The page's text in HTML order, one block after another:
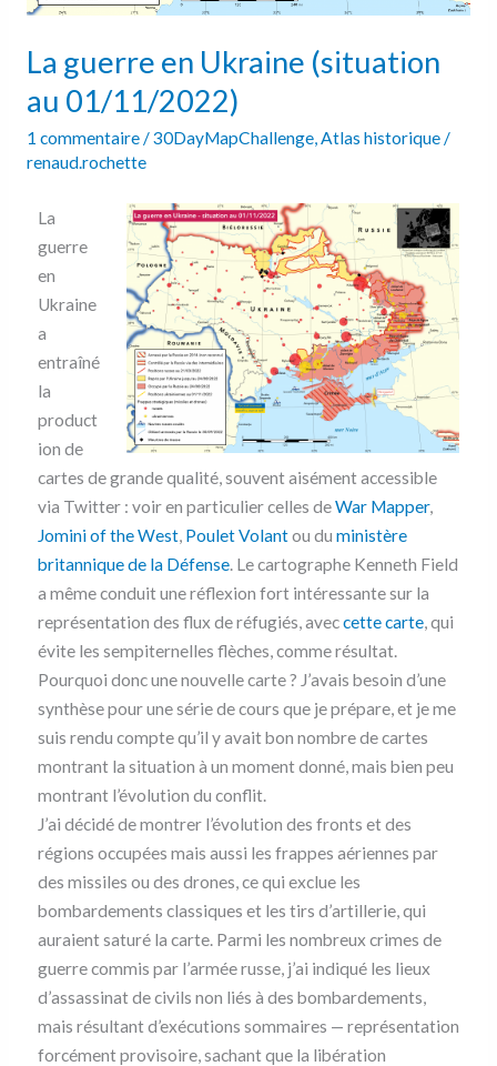
La guerre en Ukraine (situation
au 01/11/2022)
1 commentaire/30DayMapChallenge,Atlas historique/
renaud.rochette
La
guerre
en
Ukraine
a
entraîné
la
product
ion de
cartes de grande qualité, souvent aisément accessible
via Twitter : voir en particulier celles deWar Mapper,
Jomini of the West, Poulet Volantou du ministère
britannique de la Défense. Le cartographe Kenneth Field
a même conduit une réflexion fort intéressante sur la
représentation des flux de réfugiés, aveccette carte, qui
évite les sempiternelles flèches, comme résultat.
Pourquoi donc une nouvelle carte ? J’avais besoin d’une
synthèse pour une série de cours que je prépare, et je me
suis rendu compte qu’il y avait bon nombre de cartes
montrant la situation à un moment donné, mais bien peu
montrant l’évolution du conflit.
J’ai décidé de montrer l’évolution des fronts et des
régions occupées mais aussi les frappes aériennes par
des missiles ou des drones, ce qui exclue les
bombardements classiques et les tirs d’artillerie, qui
auraient saturé la carte. Parmi les nombreux crimes de
guerre commis par l’armée russe, j’ai indiqué les lieux
d’assassinat de civils non liés à des bombardements,
mais résultant d’exécutions sommaires — représentation
forcément provisoire, sachant que la libération